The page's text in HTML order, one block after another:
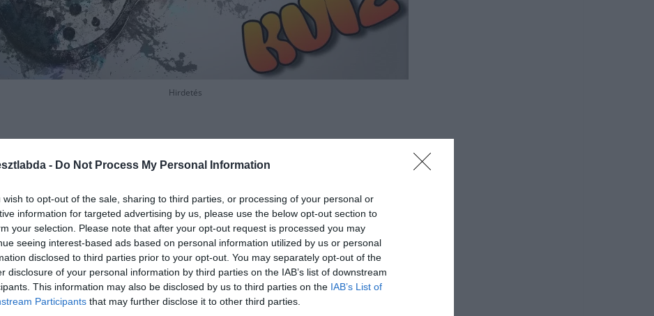
- Do Not Process My Personal Information
wish to opt-out of the sale, sharing to third parties, or processing of your personal or
information for targeted advertising by us, please use the below opt-out section to
your selection. Please note that after your opt-out request is processed you may
seeing interest-based ads based on personal information utilized by us or personal
disclosed to third parties prior to your opt-out. You may separately opt-out of the
disclosure of your personal information by third parties on the IAB’s list of downstream
This information may also be disclosed by us to third parties on the IAB’s List of
Participants that may further disclose it to other third parties.
Hirdetés